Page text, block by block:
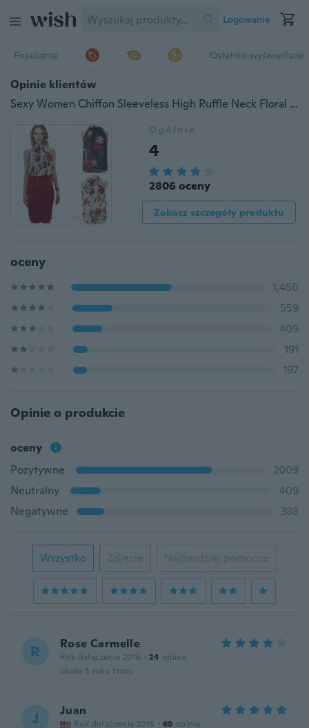
Logowanie
Popularne Ostatnio wyświetlane
Opinie klientów
Sexy Women Chiffon Sleeveless High Ruffle Neck Floral Pleated Shirt Tops Blouse
Ogólnie
4
2806 oceny
Zobacz szczegóły produktu
oceny
1,450
559
409
191
197
Opinie o produkcie
oceny
Pozytywne
2009
Neutralny
409
Negatywne
388
Wszystko Zdjęcie Najbardziej pomocne
R Rose Carmelle
Rok dołączenia 2016 · 24 opinie
około 5 roku temu
J Juan
Rok dołączenia 2015 · 69 opinie